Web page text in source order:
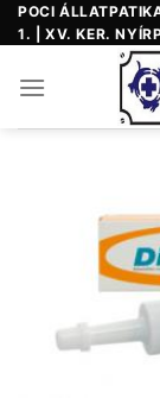
Skip
to
POCI
1. | XV. KER.